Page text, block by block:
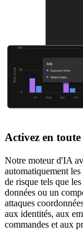
Activez en
Notre moteur d'IA
automatiquement
de risque tels que
données ou un
attaques
aux identités, aux
commandes et aux